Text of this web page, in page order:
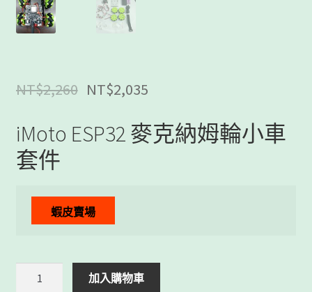
關於我們
NT$2,260 NT$2,035
iMoto ESP32 麥克納姆輪小車
套件
蝦皮賣場
加入購物車